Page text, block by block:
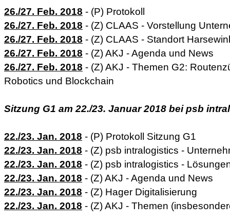
26./27. Feb. 2018 - (P) Protokoll
26./27. Feb. 2018 - (Z) CLAAS - Vorstellung
26./27. Feb. 2018 - (Z) CLAAS - Standort
26./27. Feb. 2018 - (Z) AKJ - Agenda und News
26./27. Feb. 2018 - (Z) AKJ - Themen G2:
Robotics und Blockchain
Sitzung G1 am 22./23. Januar 2018 bei psb
22./23. Jan. 2018 - (P) Protokoll Sitzung G1
22./23. Jan. 2018 - (Z) psb intralogistics -
22./23. Jan. 2018 - (Z) psb intralogistics -
22./23. Jan. 2018 - (Z) AKJ - Agenda und News
22./23. Jan. 2018 - (Z) Hager Digitalisierung
22./23. Jan. 2018 - (Z) AKJ - Themen